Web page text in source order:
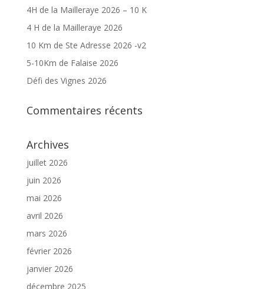
4H de la Mailleraye 2026 – 10 K
4 H de la Mailleraye 2026
10 Km de Ste Adresse 2026 -v2
5-10Km de Falaise 2026
Défi des Vignes 2026
Commentaires récents
Archives
juillet 2026
juin 2026
mai 2026
avril 2026
mars 2026
février 2026
janvier 2026
décembre 2025